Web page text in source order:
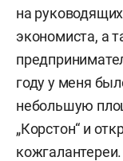
на
экономиста, а
году у меня
небольшую
„Корстон“ и